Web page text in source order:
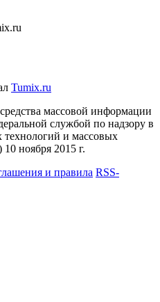
Tumix.ru
массовой информации
службой по надзору в
и массовых
ноября 2015 г.
и правила RSS-